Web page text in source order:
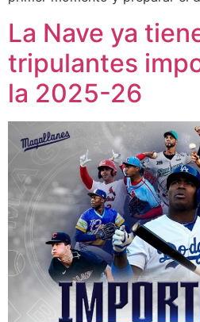
La Nave ya
tripulantes
la 2025-26